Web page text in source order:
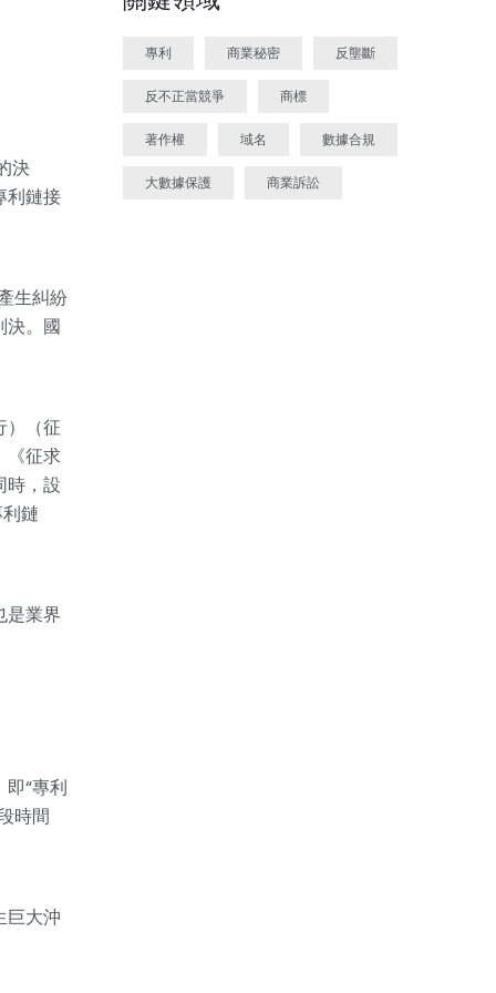
決
利鏈接
生糾紛
決。國
）（征
《征求
時，設
鏈
是業界
“專利
時間
巨大沖
專利 商業秘密 反壟斷
反不正當競爭 商標
著作權 域名 數據合規
大數據保護 商業訴訟